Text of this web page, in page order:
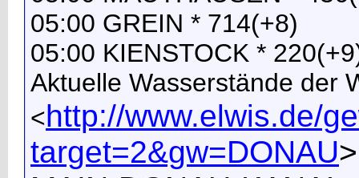
05:00 GREIN * 714(+8)
05:00 KIENSTOCK *
Aktuelle Wasserstände der
<http://www.elwis.de/
target=2&gw=DONAU>